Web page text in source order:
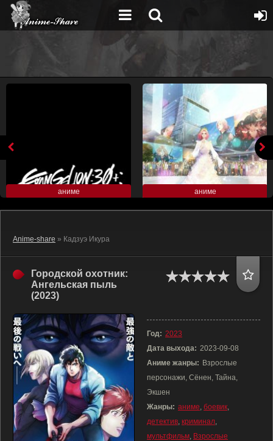
аниме аниме
Anime-share » Кадзуэ Икура
Городской охотник:
Ангельская пыль
(2023)
Год: 2023
Дата выхода: 2023-09-08
Аниме жанры: Взрослые
персонажи, Сёнен, Тайна,
Экшен
Жанры: аниме, боевик,
детектив, криминал,
мультфильм, Взрослые